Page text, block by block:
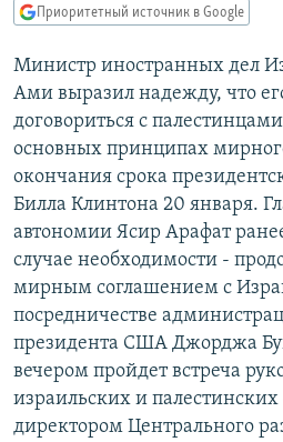
СОЦИАЛЬНЫЕ СЕТИ
Все сайты РСЕ/РС
Приоритетный источник в Google
Министр иностранных дел
Ами выразил надежду, что
договориться с
основных принципах
окончания срока
Билла Клинтона 20 января.
автономии Ясир Арафат
случае необходимости -
мирным соглашением с
посредничестве
президента США Джорджа
вечером пройдет встреча
израильских и палестинских
директором Центрального